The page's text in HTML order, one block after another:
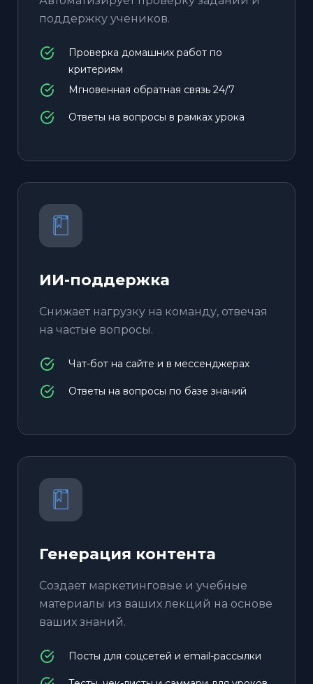
поддержку учеников.
Проверка домашних работ по
критериям
Мгновенная обратная связь 24/7
Ответы на вопросы в рамках урока
ИИ-поддержка
Снижает нагрузку на команду, отвечая
на частые вопросы.
Чат-бот на сайте и в мессенджерах
Ответы на вопросы по базе знаний
Генерация контента
Создает маркетинговые и учебные
материалы из ваших лекций на основе
ваших знаний.
Посты для соцсетей и email-рассылки